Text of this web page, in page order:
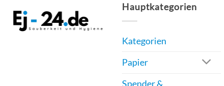
auf.
können
der
Produktseite
Hauptkategorien
Kategorien
Papier